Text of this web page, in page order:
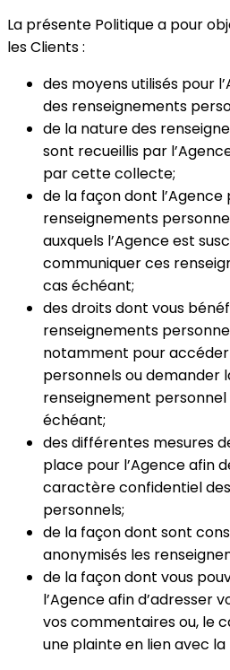
La présente Politique a pour
les Clients :
des moyens utilisés pour
des renseignements
de la nature des
sont recueillis par
par cette collecte;
de la façon dont l’Agence
renseignements
auxquels l’Agence est
communiquer ces
cas échéant;
des droits dont vous
renseignements
notamment pour
personnels ou demander
renseignement personnel
échéant;
des différentes mesures
place pour l’Agence afin
caractère confidentiel
personnels;
de la façon dont sont
anonymisés les
de la façon dont vous
l’Agence afin d’adresser
vos commentaires ou, le
une plainte en lien avec